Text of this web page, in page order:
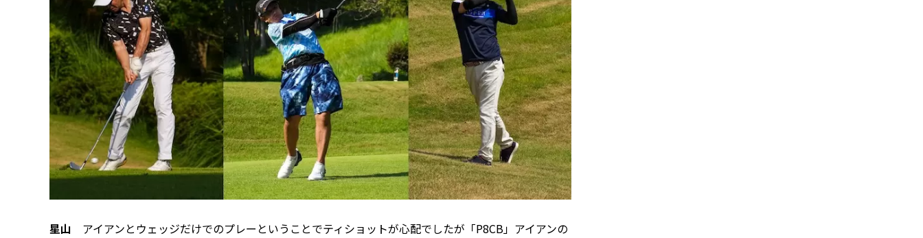
星山 アイアンとウェッジだけでのプレーということでティショットが心配でしたが「P8CB」アイアンの